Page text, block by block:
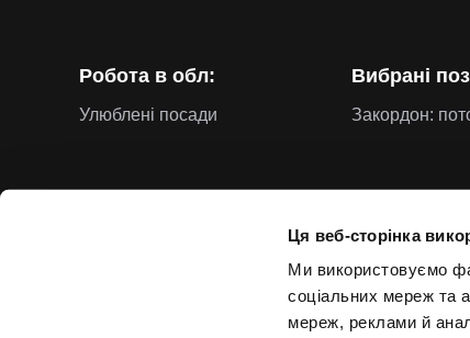
Ця веб-сторінка
Ми використовуємо
соціальних мереж та
мереж, реклами й
Робота в обл:
Улюблені посади
Вибрані
Закордон:
Створення веб-сторінок "h24"